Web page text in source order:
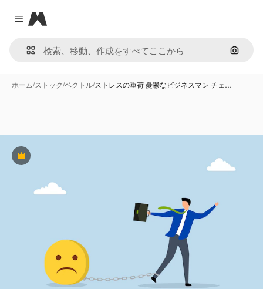
Close menu
Magnific
画像で
ホーム/ストック/ベクトル/ストレスの重荷 憂鬱なビジネスマン チェ…
Premium